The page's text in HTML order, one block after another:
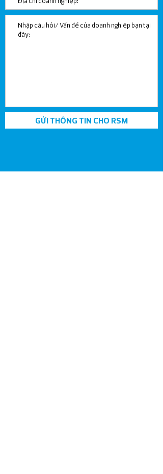
GỬI THÔNG TIN CHO RSM